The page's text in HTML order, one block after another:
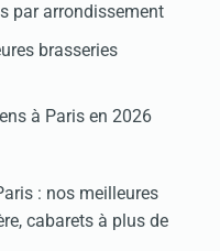
par arrondissement
brasseries
à Paris en 2026
: nos meilleures
cabarets à plus de